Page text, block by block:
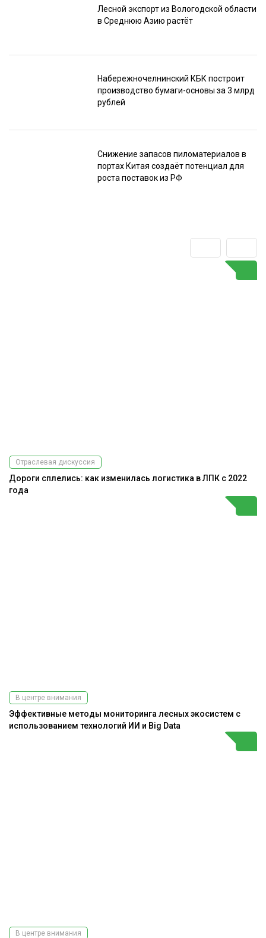
Лесной экспорт из Вологодской области
в Среднюю Азию растёт
Набережночелнинский КБК построит
производство бумаги-основы за 3 млрд
рублей
Снижение запасов пиломатериалов в
портах Китая создаёт потенциал для
роста поставок из РФ
Отраслевая дискуссия
Дороги сплелись: как изменилась логистика в ЛПК с 2022
года
В центре внимания
Эффективные методы мониторинга лесных экосистем с
использованием технологий ИИ и Big Data
В центре внимания